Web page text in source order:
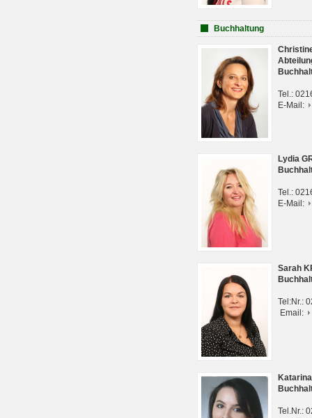
Buchhaltung
Tel.:
E-Mail:
Lydia
Tel.:
E-Mail:
Sarah
Tel:Nr.:
Email:
Tel.Nr.: